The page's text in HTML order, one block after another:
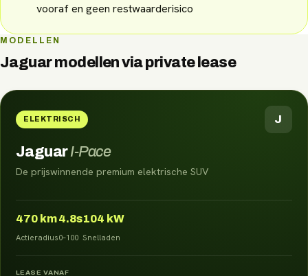
vooraf en geen restwaarderisico
MODELLEN
Jaguarmodellen viaprivate lease
ELEKTRISCH J
JaguarI-Pace
De prijswinnende premium elektrische SUV
470 km
Actieradius
4.8s
0–100
104 kW
Snelladen
LEASE VANAF